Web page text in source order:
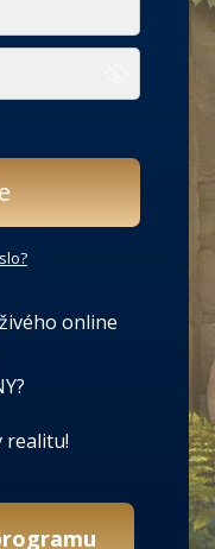
online
realitu!